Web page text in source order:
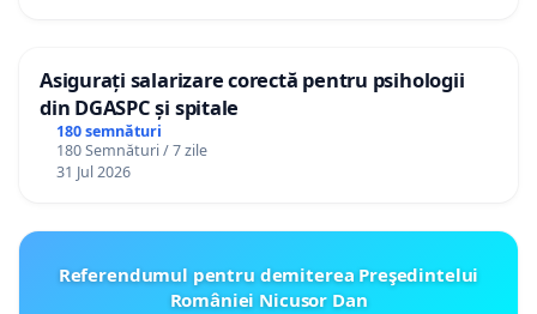
Asigurați salarizare corectă pentru psihologii
din DGASPC și spitale
180 semnături
180 Semnături / 7 zile
31 Jul 2026
Referendumul pentru demiterea Preşedintelui
României Nicusor Dan